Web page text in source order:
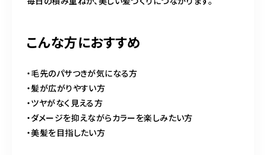
こんな方におすすめ
・毛先のパサつきが気になる方
・髪が広がりやすい方
・ツヤがなく見える方
・ダメージを抑えながらカラーを楽しみたい方
・美髪を目指したい方